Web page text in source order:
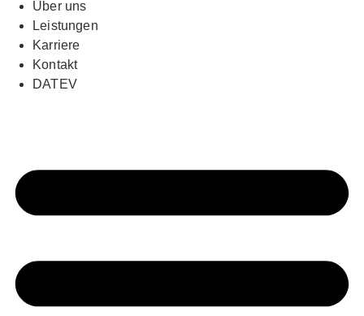
Über uns
Leistungen
Karriere
Kontakt
DATEV